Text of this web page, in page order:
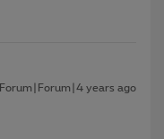
Forum|Forum|4 years ago